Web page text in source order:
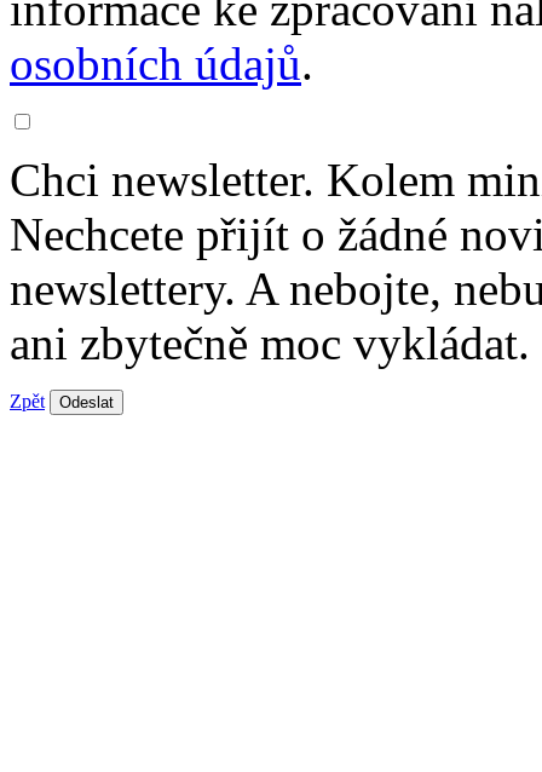
osobních údajů.
Chci newsletter. Kolem
Nechcete přijít o žádné
newslettery. A nebojte,
ani zbytečně moc vykládat.
Zpět Odeslat